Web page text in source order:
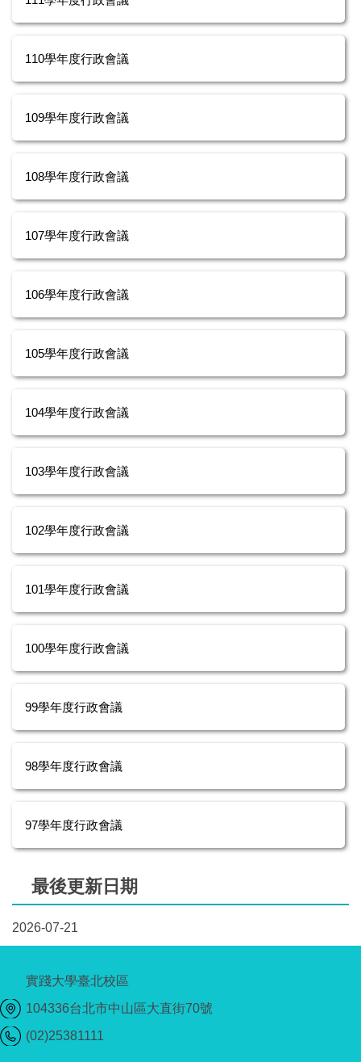
110學年度行政會議
109學年度行政會議
108學年度行政會議
107學年度行政會議
106學年度行政會議
105學年度行政會議
104學年度行政會議
103學年度行政會議
102學年度行政會議
101學年度行政會議
100學年度行政會議
99學年度行政會議
98學年度行政會議
97學年度行政會議
最後更新日期
2026-07-21
實踐大學臺北校區
104336台北市中山區大直街70號
(02)25381111